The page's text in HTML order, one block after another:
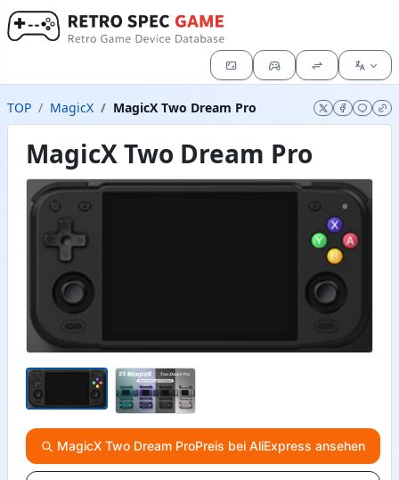
TOP MagicX MagicX Two Dream Pro
MagicX Two Dream Pro
MagicX Two Dream ProPreis bei AliExpress ansehen